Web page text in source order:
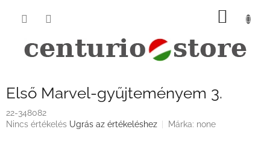
KOSÁR
Első Marvel-gyűjteményem 3.
22-348082
A
Nincs értékelés Ugrás az értékeléshez Márka: none